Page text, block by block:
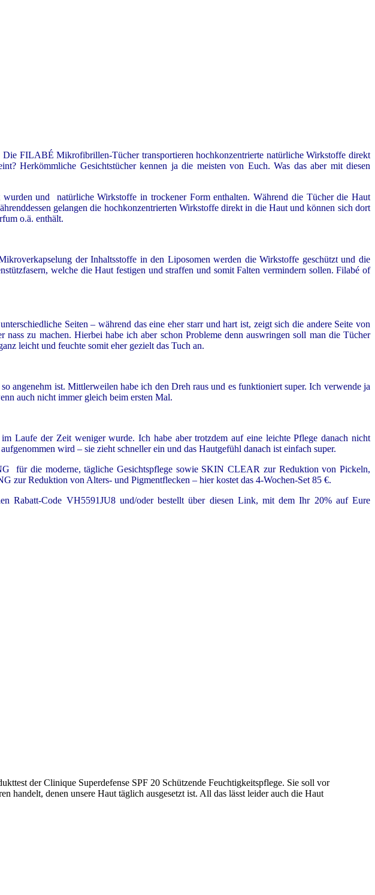
FILABÉ Mikrofibrillen-Tücher transportieren hochkonzentrierte natürliche Wirkstoffe direkt
Herkömmliche Gesichtstücher kennen ja die meisten von Euch. Was das aber mit diesen
und natürliche Wirkstoffe in trockener Form enthalten. Während die Tücher die Haut
gelangen die hochkonzentrierten Wirkstoffe direkt in die Haut und können sich dort
o.ä. enthält.
der Inhaltsstoffe in den Liposomenwerden die Wirkstoffe geschützt und die
welche die Haut festigen und straffen und somit Falten vermindern sollen. Filabé of
Seiten – während das eine eher starr und hart ist, zeigt sich die andere Seite von
nass zu machen. Hierbei habe ich aber schon Probleme denn auswringen soll man die Tücher
leicht und feuchte somit eher gezielt das Tuch an.
angenehm ist. Mittlerweilen habe ich den Dreh raus und es funktioniert super. Ich verwende ja
auch nicht immer gleich beim ersten Mal.
Laufe der Zeit weniger wurde. Ich habe aber trotzdem auf eine leichte Pflege danach nicht
wird – sie zieht schneller ein und das Hautgefühl danach ist einfach super.
für die moderne, tägliche Gesichtspflege sowie SKIN CLEAR zur Reduktion von Pickeln,
zur Reduktion von Alters- und Pigmentflecken – hier kostet das 4-Wochen-Set 85 €.
Rabatt-Code VH5591JU8 und/oder bestellt über diesen Link, mit dem Ihr 20% auf Eure
der Clinique Superdefense SPF 20 Schützende Feuchtigkeitspflege. Sie soll vor
handelt, denen unsere Haut täglich ausgesetzt ist. All das lässt leider auch die Haut